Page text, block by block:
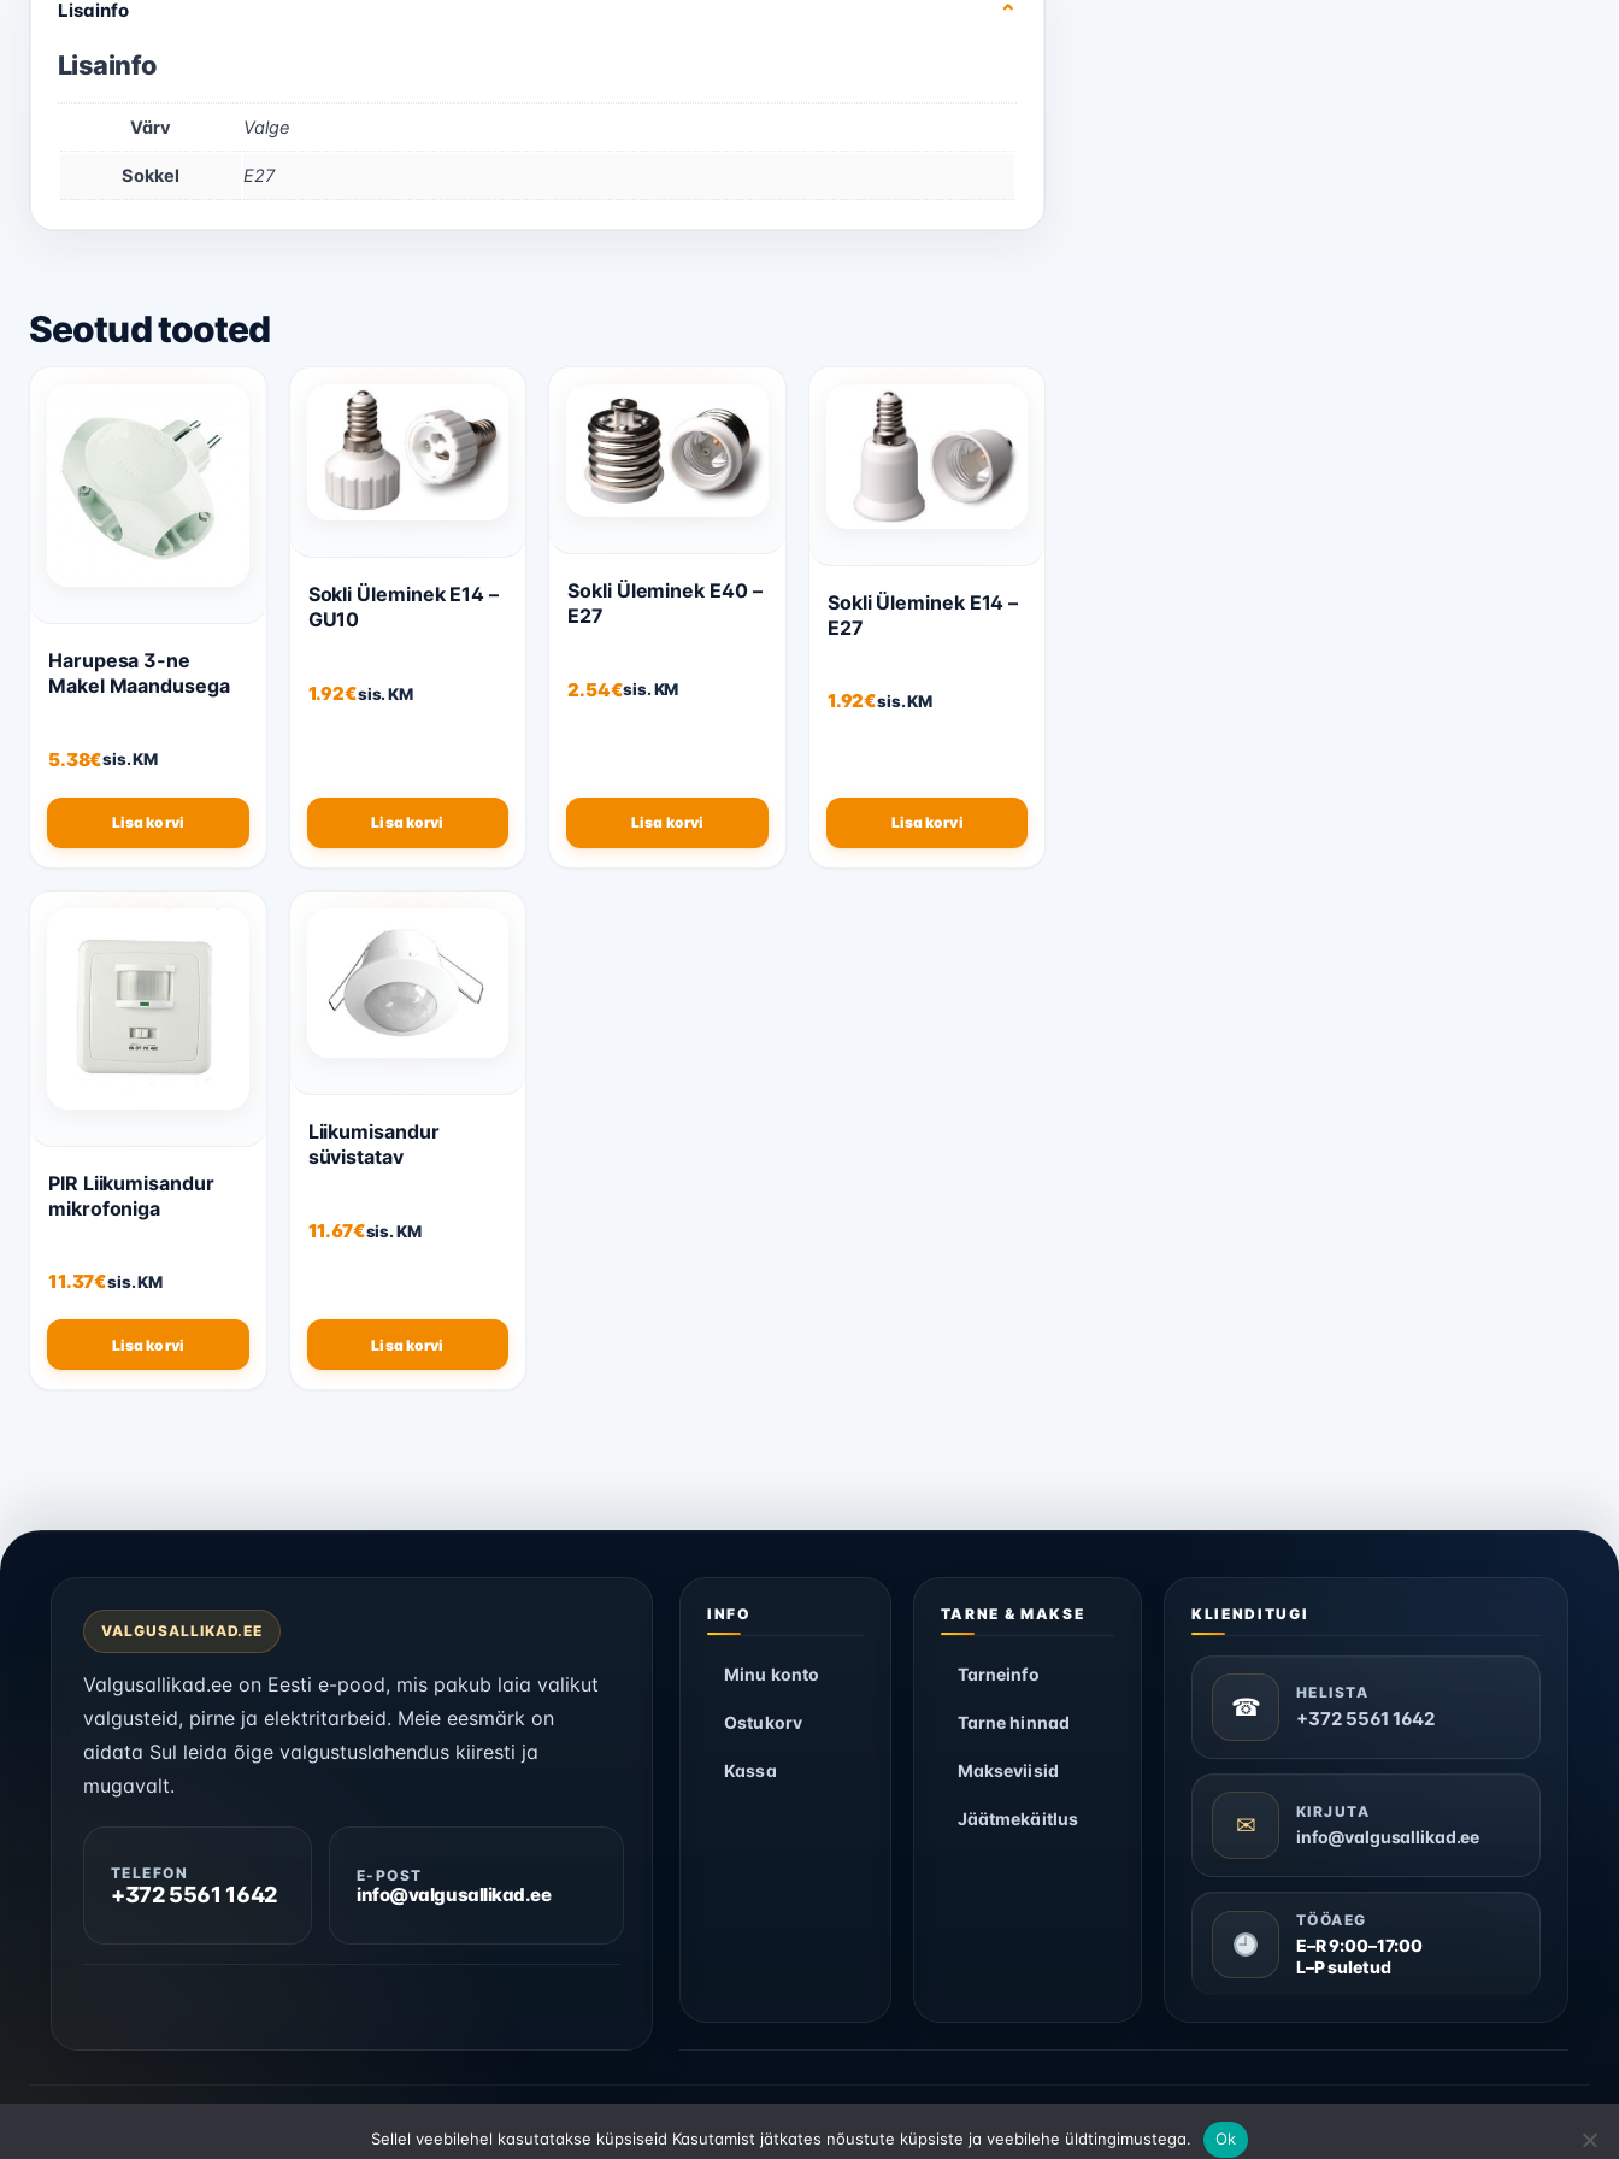
Lisainfo
Lisainfo
Värv Valge
Sokkel E27
Seotud tooted
Harupesa 3-ne
Makel Maandusega
5.38€sis. KM
Lisa korvi
Sokli Üleminek E14 –
GU10
1.92€sis. KM
Lisa korvi
Sokli Üleminek E40 –
E27
2.54€sis. KM
Lisa korvi
Sokli Üleminek E14 –
E27
1.92€sis. KM
Lisa korvi
PIR Liikumisandur
mikrofoniga
11.37€sis. KM
Lisa korvi
Liikumisandur
süvistatav
11.67€sis. KM
Lisa korvi
VALGUSALLIKAD.EE
Valgusallikad.ee on Eesti e-pood, mis pakub laia valikut
valgusteid, pirne ja elektritarbeid. Meie eesmärk on
aidata Sul leida õige valgustuslahendus kiiresti ja
mugavalt.
TELEFON
+372 5561 1642
E-POST
info@valgusallikad.ee
INFO
Minu konto
Ostukorv
Kassa
TARNE & MAKSE
Tarneinfo
Tarne hinnad
Makseviisid
Jäätmekäitlus
KLIENDITUGI
☎
HELISTA
+372 5561 1642
✉ KIRJUTA
info@valgusallikad.ee
TÖÖAEG
E–R 9:00–17:00
L–P suletud
© 2026 Valgusallikad.ee. Kõik õigused kaitstud. Makseteenusepakkujad: Swedbank, SEB, LHV, Coop, Luminor, Visa, Mastercard, Citadele, Revolut, N26, Google Pay, Apple Pay
Sellel veebilehel kasutatakse küpsiseid Kasutamist jätkates nõustute küpsiste ja veebilehe üldtingimustega. Ok